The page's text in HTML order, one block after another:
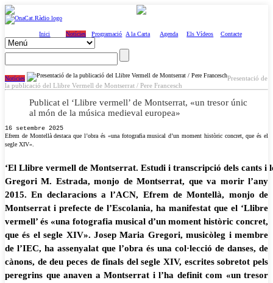
Inici Notícies Programació A la Carta Agenda Els Vídeos Contacte
Notícies
Presentació de
la publicació del Llibre Vermell de Montserrat / Pere Francesch
Publicat el ‘Llibre vermell’ de Montserrat, «un tresor únic
al món de la música medieval europea»
16 setembre 2025
Efrem de Montellà destaca que l’obra és «una fotografia musical d’un moment històric concret, que és el
segle XIV».
‘El Llibre vermell de Montserrat. Estudi i transcripció dels cants i
Gregori M. Estrada, monjo de Montserrat, que va morir l’any
2015. En declaracions a l’ACN, Efrem de Montellà, monjo de
Montserrat i prefecte de l’Escolania, ha manifestat que el ‘Llibre
vermell’ és «una fotografia musical d’un moment històric concret,
que és el segle XIV». Josep Maria Gregori, musicòleg i membre
de l’IEC, ha assenyalat que l’obra és una col·lecció de danses, de
cànons, de deu peces de finals del segle XIV, escrites sobretot pels
peregrins que anaven a Montserrat i l’ha definit com «un tresor